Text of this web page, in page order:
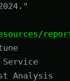
Analysis